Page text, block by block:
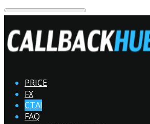
PRICE
FX
CTA!
FAQ